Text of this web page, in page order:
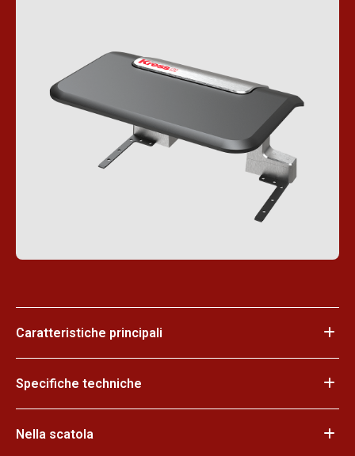
Caratteristiche principali
Specifiche techniche
Nella scatola